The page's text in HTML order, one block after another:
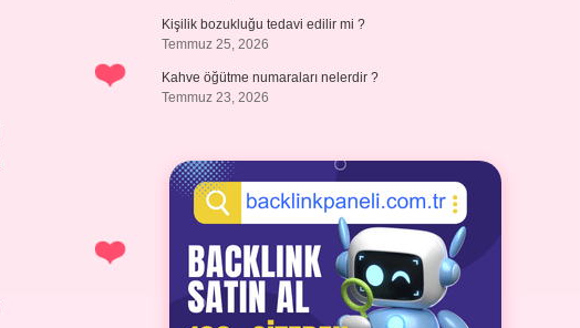
Kişilik bozukluğu tedavi edilir mi ?
Temmuz 25, 2026
Kahve öğütme numaraları nelerdir ?
Temmuz 23, 2026